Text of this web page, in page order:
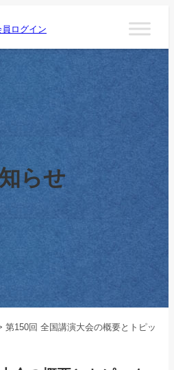
員ログイン
らせ
第150回 全国講演大会の概要とトピッ